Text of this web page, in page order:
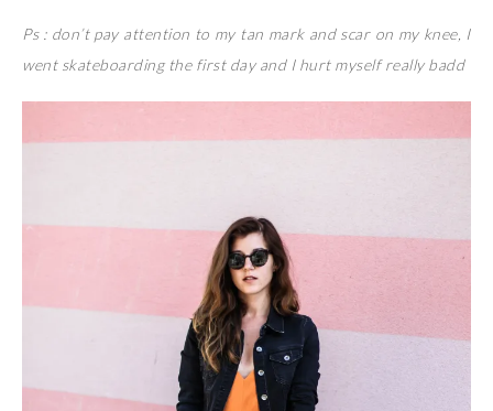
Ps : don’t pay attention to my tan mark and scar on my knee, I
went skateboarding the first day and I hurt myself really badd